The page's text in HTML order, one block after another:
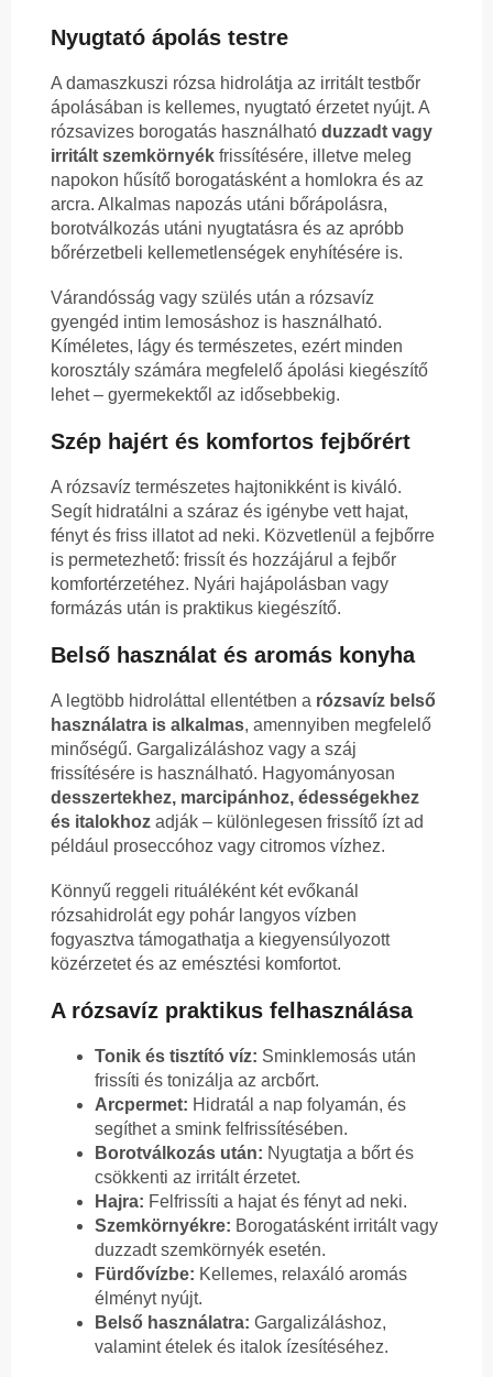
Nyugtató ápolás testre
A damaszkuszi rózsa hidrolátja az irritált testbőr
ápolásában is kellemes, nyugtató érzetet nyújt. A
rózsavizes borogatás használható duzzadt vagy
irritált szemkörnyék frissítésére, illetve meleg
napokon hűsítő borogatásként a homlokra és az
arcra. Alkalmas napozás utáni bőrápolásra,
borotválkozás utáni nyugtatásra és az apróbb
bőrérzetbeli kellemetlenségek enyhítésére is.
Várandósság vagy szülés után a rózsavíz
gyengéd intim lemosáshoz is használható.
Kíméletes, lágy és természetes, ezért minden
korosztály számára megfelelő ápolási kiegészítő
lehet – gyermekektől az idősebbekig.
Szép hajért és komfortos fejbőrért
A rózsavíz természetes hajtonikként is kiváló.
Segít hidratálni a száraz és igénybe vett hajat,
fényt és friss illatot ad neki. Közvetlenül a fejbőrre
is permetezhető: frissít és hozzájárul a fejbőr
komfortérzetéhez. Nyári hajápolásban vagy
formázás után is praktikus kiegészítő.
Belső használat és aromás konyha
A legtöbb hidroláttal ellentétben a rózsavíz belső
használatra is alkalmas, amennyiben megfelelő
minőségű. Gargalizáláshoz vagy a száj
frissítésére is használható. Hagyományosan
desszertekhez, marcipánhoz, édességekhez
és italokhoz adják – különlegesen frissítő ízt ad
például proseccóhoz vagy citromos vízhez.
Könnyű reggeli rituáléként két evőkanál
rózsahidrolát egy pohár langyos vízben
fogyasztva támogathatja a kiegyensúlyozott
közérzetet és az emésztési komfortot.
A rózsavíz praktikus felhasználása
Tonik és tisztító víz: Sminklemosás után
frissíti és tonizálja az arcbőrt.
Arcpermet: Hidratál a nap folyamán, és
segíthet a smink felfrissítésében.
Borotválkozás után: Nyugtatja a bőrt és
csökkenti az irritált érzetet.
Hajra: Felfrissíti a hajat és fényt ad neki.
Szemkörnyékre: Borogatásként irritált vagy
duzzadt szemkörnyék esetén.
Fürdővízbe: Kellemes, relaxáló aromás
élményt nyújt.
Belső használatra: Gargalizáláshoz,
valamint ételek és italok ízesítéséhez.